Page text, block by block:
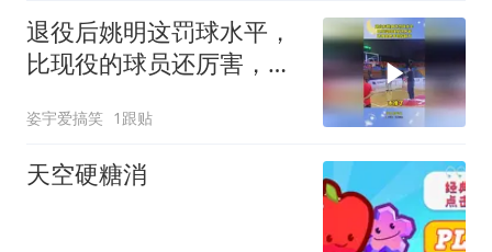
退役后姚明这罚球水平，
比现役的球员还厉害，还
姿宇爱搞笑 1跟贴
天空硬糖消